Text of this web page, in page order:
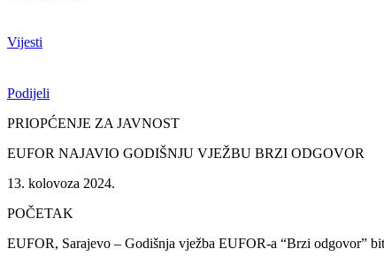
Vijesti
Podijeli
PRIOPĆENJE ZA JAVNOST
EUFOR NAJAVIO GODIŠNJU VJEŽBU BRZI ODGOVOR
13. kolovoza 2024.
POČETAK
EUFOR, Sarajevo – Godišnja vježba EUFOR-a “Brzi odgovor”